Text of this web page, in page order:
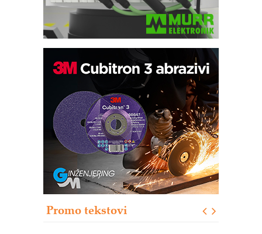
Promo tekstovi
Potpuna efikasnost bez složenih
sistema
Trajna oznaka kao dugoročna korist
Bezbednost na prvom mestu!
IB BLUMENAUER - više od 40 godina
poverenja u industriji
RMQ-TITAN ADVANCED INDICATOR
– Pametna signalizacija za efikasnije
upravljanje mašinama
Mitutoyo Crysta-Apex V PLUS: Nova